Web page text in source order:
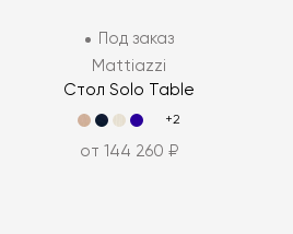
Под заказ
Mattiazzi
Стол Solo Table
+2
от 144 260 ₽